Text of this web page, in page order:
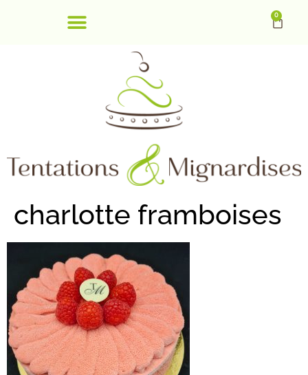
0
charlotte framboises